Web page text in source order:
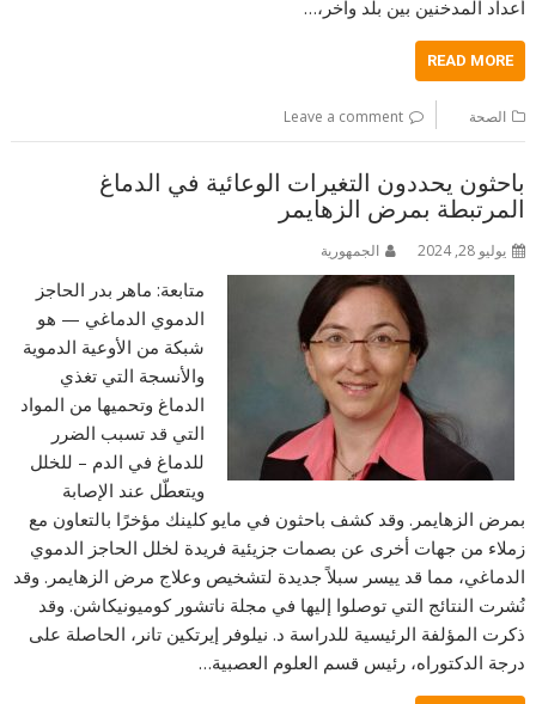
أعداد المدخنين بين بلد وآخر،…
READ MORE
الصحة Leave a comment
باحثون يحددون التغيرات الوعائية في الدماغ
المرتبطة بمرض الزهايمر
يوليو 28, 2024 الجمهورية
متابعة: ماهر بدر الحاجز
الدموي الدماغي — هو
شبكة من الأوعية الدموية
والأنسجة التي تغذي
الدماغ وتحميها من المواد
التي قد تسبب الضرر
للدماغ في الدم – للخلل
ويتعطّل عند الإصابة
بمرض الزهايمر. وقد كشف باحثون في مايو كلينك مؤخرًا بالتعاون مع
زملاء من جهات أخرى عن بصمات جزيئية فريدة لخلل الحاجز الدموي
الدماغي، مما قد ييسر سبلاً جديدة لتشخيص وعلاج مرض الزهايمر. وقد
نُشرت النتائج التي توصلوا إليها في مجلة ناتشور كوميونيكاشن. وقد
ذكرت المؤلفة الرئيسية للدراسة د. نيلوفر إيرتكين تانر، الحاصلة على
درجة الدكتوراه، رئيس قسم العلوم العصبية…